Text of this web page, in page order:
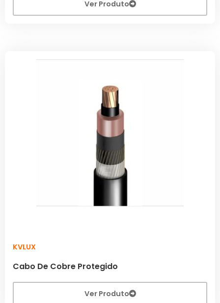
Ver Produto
KVLUX
Cabo De Cobre Protegido
Ver Produto